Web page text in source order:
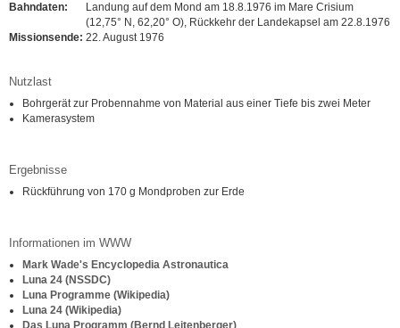
Bahndaten:
Landung auf dem Mond am 18.8.1976 im Mare Crisium
(12,75° N, 62,20° O), Rückkehr der Landekapsel am 22.8.1976
Missionsende: 22. August 1976
Nutzlast
Bohrgerät zur Probennahme von Material aus einer Tiefe bis zwei Meter
Kamerasystem
Ergebnisse
Rückführung von 170 g Mondproben zur Erde
Informationen im WWW
Mark Wade's Encyclopedia Astronautica
Luna 24 (NSSDC)
Luna Programme (Wikipedia)
Luna 24 (Wikipedia)
Das Luna Programm (Bernd Leitenberger)